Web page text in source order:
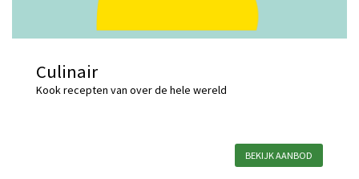
Culinair
Kook recepten van over de hele wereld
BEKIJK AANBOD